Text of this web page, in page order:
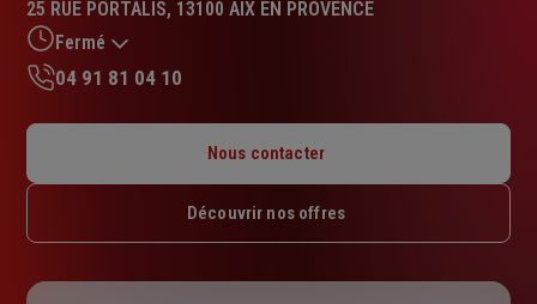
5.0
sur
5
étoiles
25 RUE PORTALIS, 13100 AIX EN PROVENCE
Fermé
Mardi : 09h – 13h / 14h – 17h
Jeudi : 09h – 13h / 14h – 17h
Dimanche : Fermé
04 91 81 04 10
Nous contacter
Découvrir nos offres